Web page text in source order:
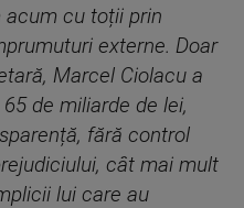
acum cu toții prin
externe. Doar
Marcel Ciolacu a
de miliarde de lei,
fără control
cât mai mult
lui care au